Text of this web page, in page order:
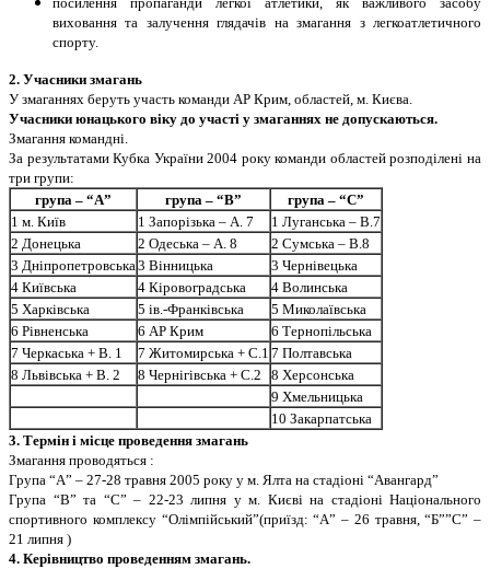
виховання та залучення глядачiв на змагання з легкоатлетичного
спорту.
2. Учасники змагань
У змаганнях беруть участь команди АР Крим, областей, м. Києва.
Учасники юнацького вiку до участi у змаганнях не допускаються.
Змагання команднi.
За результатами Кубка України 2004 року команди областей розподiленi на
три групи:
група – “А”
група – “В”
група – “С”
1 м. Київ
1 Запорiзька – А. 7
1 Луганська – В.7
2 Донецька
2 Одеська – А. 8
2 Сумська – В.8
3 Днiпропетровська3 Вiнницька
3 Чернiвецька
4 Київська
4 Кiровоградська
4 Волинська
5 Харкiвська
5 iв.-Франкiвська
5 Миколаївська
6 Рiвненська
6 АР Крим
6 Тернопiльська
7 Черкаська + В. 1
7 Житомирська + С.1 7 Полтавська
8 Львiвська + В. 2
8 Чернiгiвська + С.2
8 Херсонська
9 Хмельницька
10 Закарпатська
3. Термiн i мiсце проведення змагань
Змагання проводяться :
Група “А” – 27-28 травня 2005 року у м. Ялта на стадiонi “Авангард”
Група “В” та “С” – 22-23 липня у м. Києвi на стадiонi Нацiонального
спортивного комплексу “Олiмпiйський”(приїзд: “А” – 26 травня, “Б””С” –
21 липня )
4. Керiвництво проведенням змагань.